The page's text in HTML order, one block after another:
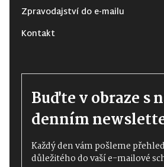
Zpravodajství do e-mailu
Kontakt
Buďte v obraze s
denním
Každý den vám pošleme
důležitého do vaší e-mailové